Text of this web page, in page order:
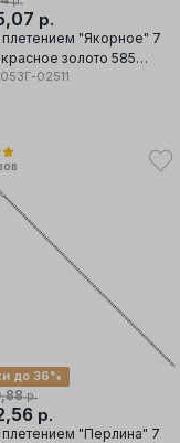
р.
плетением "Якорное" 7
золото 585
02511
р.
до 36%
р.
плетением "Перлина" 7